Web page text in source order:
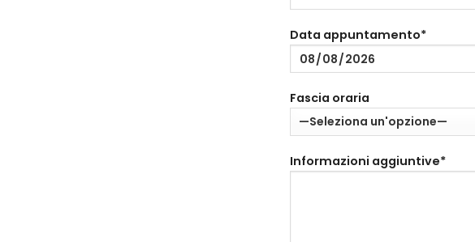
Data appuntamento*
Fascia oraria
Informazioni aggiuntive*